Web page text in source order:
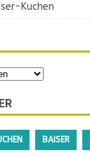
Kuchen
BAISER